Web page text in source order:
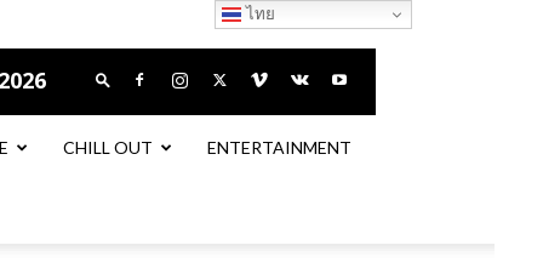
CHILL OUT ENTERTAINMENT
ไทย